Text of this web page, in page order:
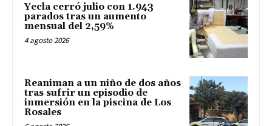
Yecla cerró julio con 1.943
parados tras un aumento
mensual del 2,59%
4 agosto 2026
Reaniman a un niño de dos años
tras sufrir un episodio de
inmersión en la piscina de Los
Rosales